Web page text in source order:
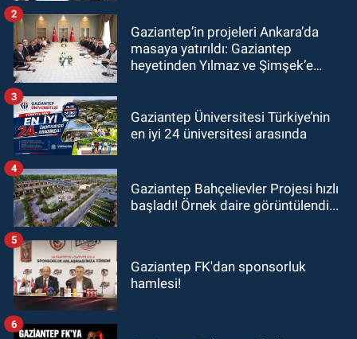
Gaziantep’in projeleri Ankara’da
masaya yatırıldı: Gaziantep
heyetinden Yılmaz ve Şimşek’e
2
Gaziantep Üniversitesi Türkiye’nin
en iyi 24 üniversitesi arasında
3
Gaziantep Bahçelievler Projesi hızlı
başladı! Örnek daire görüntülendi...
4
Gaziantep FK'dan sponsorluk
hamlesi!
5
6